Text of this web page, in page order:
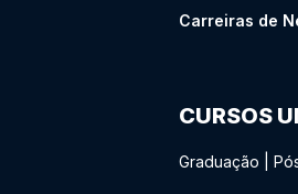
Carreiras de
CURSOS
Graduação